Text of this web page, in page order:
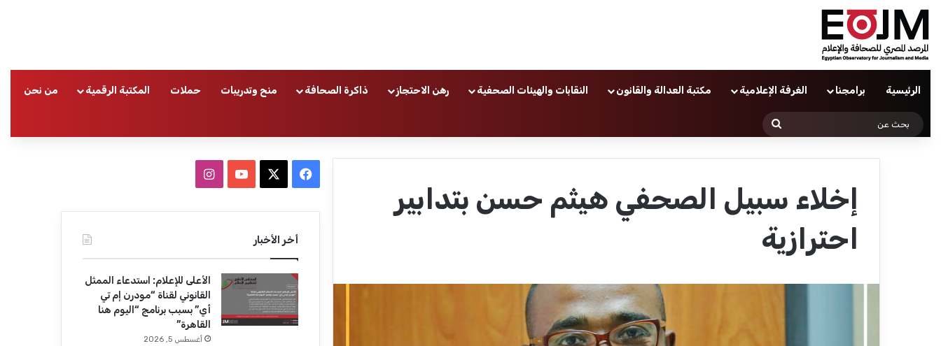
الرئيسية برامجنا الغرفة الإعلامية مكتبة العدالة والقانون النقابات والهيئات الصحفية رهن الاحتجاز ذاكرة الصحافة منح وتدريبات حملات المكتبة الرقمية من نحن
إخلاء سبيل الصحفي هيثم حسن بتدابير
احترازية
ب
و
ك
u
T
u
ا
ت
ق
ر
ا
أخر الأخبار
الأعلى للإعلام: استدعاء الممثل
القانوني لقناة “مودرن إم تي
أي” بسبب برنامج “اليوم هنا
القاهرة”
أغسطس 5, 2026